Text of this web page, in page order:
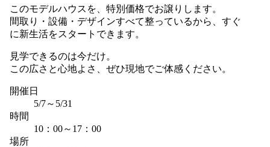
このモデルハウスを、特別価格でお譲りします。
間取り・設備・デザインすべて整っているから、すぐ
に新生活をスタートできます。
見学できるのは今だけ。
この広さと心地よさ、ぜひ現地でご体感ください。
開催日
5/7～5/31
時間
10：00～17：00
場所